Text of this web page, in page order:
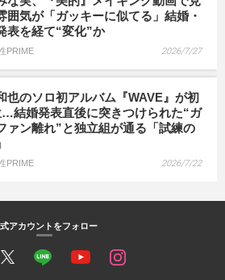
囲気が「ガッキーに似てる」結婚・
表を経て“変化”か
PRIME 2026/7/27
也のソロ初アルバム『WAVE』が初
結婚発表直後に突きつけられた“ガ
ァン離れ”と独立組が通る「試練の
PRIME 2026/7/22
アカウントをフォロー